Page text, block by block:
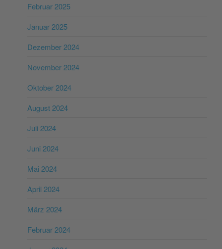
Februar 2025
Januar 2025
Dezember 2024
November 2024
Oktober 2024
August 2024
Juli 2024
Juni 2024
Mai 2024
April 2024
März 2024
Februar 2024